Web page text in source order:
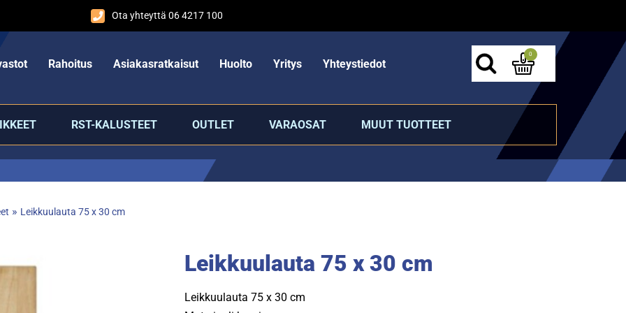
Ota yhteyttä 06 4217 100
Rahoitus Asiakasratkaisut Huolto Yritys Yhteystiedot
0
RST-KALUSTEET OUTLET VARAOSAT MUUT TUOTTEET
» Leikkuulauta 75 x 30 cm
Leikkuulauta 75 x 30 cm
Leikkuulauta 75 x 30 cm